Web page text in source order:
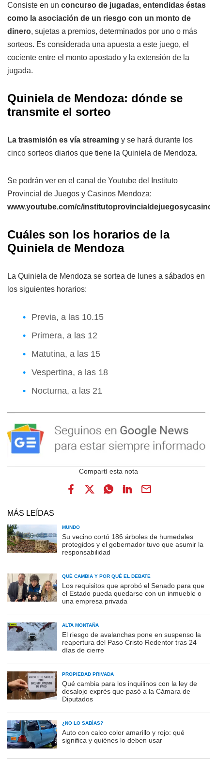
Consiste en un concurso de jugadas, entendidas éstas
como la asociación de un riesgo con un monto de
dinero, sujetas a premios, determinados por uno o más
sorteos. Es considerada una apuesta a este juego, el
cociente entre el monto apostado y la extensión de la
jugada.
Quiniela de Mendoza: dónde se
transmite el sorteo
La trasmisión es vía streaming y se hará durante los
cinco sorteos diarios que tiene la Quiniela de Mendoza.
Se podrán ver en el canal de Youtube del Instituto
Provincial de Juegos y Casinos Mendoza:
www.youtube.com/c/
Cuáles son los horarios de la
Quiniela de Mendoza
La Quiniela de Mendoza se sortea de lunes a sábados en
los siguientes horarios:
Previa, a las 10.15
Primera, a las 12
Matutina, a las 15
Vespertina, a las 18
Nocturna, a las 21
MÁS LEÍDAS
MUNDO
Su vecino cortó 186 árboles de humedales
protegidos y el gobernador tuvo que asumir la
responsabilidad
QUÉ CAMBIA Y POR QUÉ EL DEBATE
Los requisitos que aprobó el Senado para que
el Estado pueda quedarse con un inmueble o
una empresa privada
ALTA MONTAÑA
El riesgo de avalanchas pone en suspenso la
reapertura del Paso Cristo Redentor tras 24
días de cierre
PROPIEDAD PRIVADA
Qué cambia para los inquilinos con la ley de
desalojo exprés que pasó a la Cámara de
Diputados
¿NO LO SABÍAS?
Auto con calco color amarillo y rojo: qué
significa y quiénes lo deben usar